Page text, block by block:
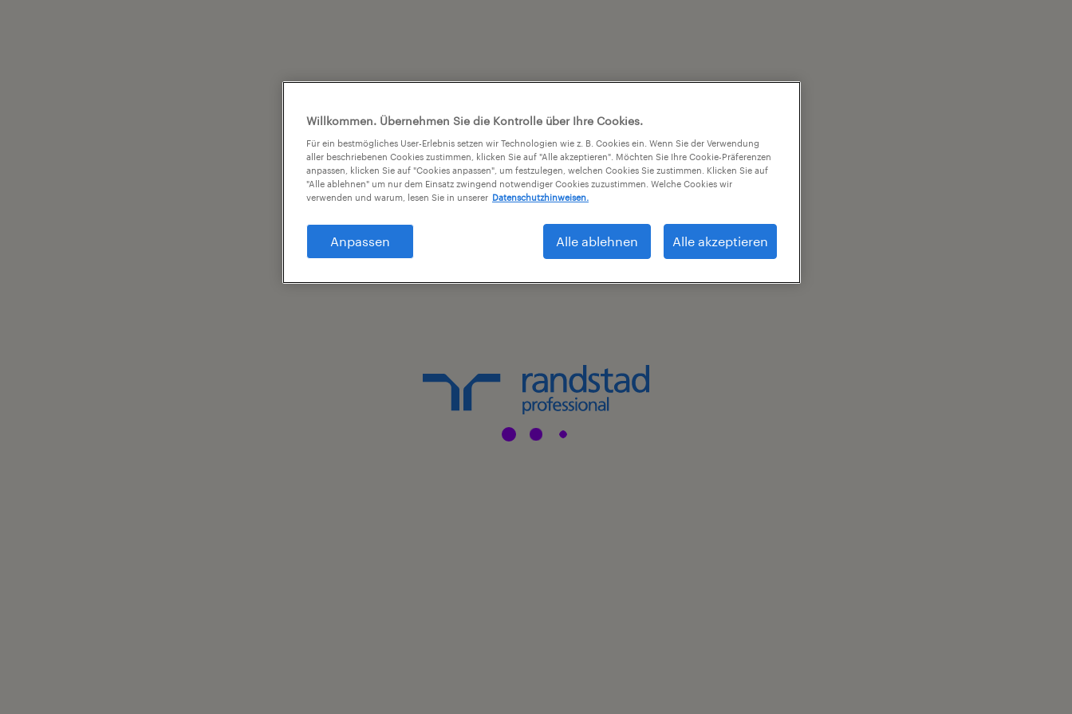
Willkommen. Übernehmen Sie die Kontrolle über Ihre Cookies.
Für ein bestmögliches User-Erlebnis setzen wir Technologien wie z. B. Cookies ein. Wenn Sie der Verwendung
aller beschriebenen Cookies zustimmen, klicken Sie auf "Alle akzeptieren". Möchten Sie Ihre Cookie-Präferenzen
anpassen, klicken Sie auf "Cookies anpassen", um festzulegen, welchen Cookies Sie zustimmen. Klicken Sie auf
"Alle ablehnen" um nur dem Einsatz zwingend notwendiger Cookies zuzustimmen. Welche Cookies wir
verwenden und warum, lesen Sie in unserer Datenschutzhinweisen.
Anpassen Alle ablehnen Alle akzeptieren